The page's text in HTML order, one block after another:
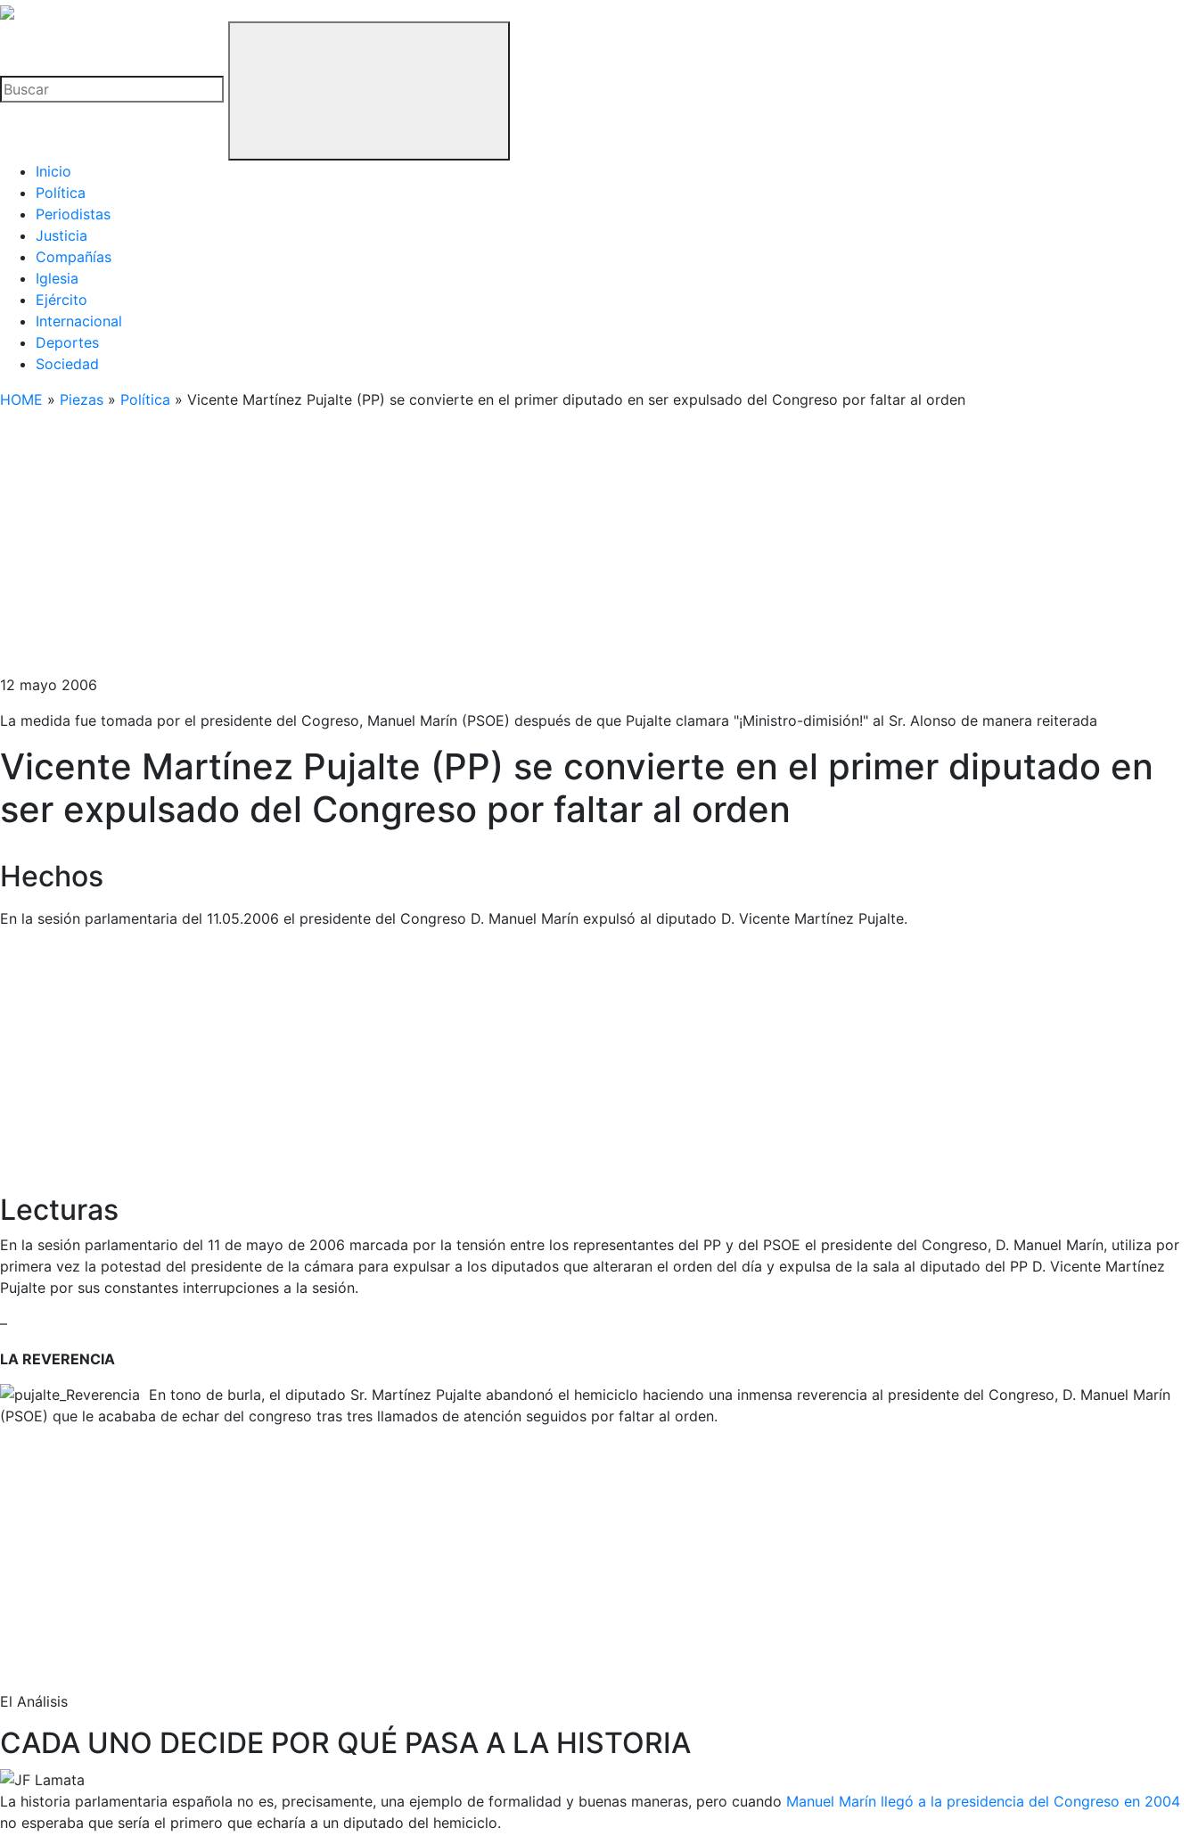
La
Buitre
Inicio
Política
Periodistas
Justicia
Compañías
Iglesia
Ejército
Internacional
Deportes
Sociedad
HOME » Piezas » Política » Vicente Martínez Pujalte (PP) se convierte en el primer diputado en ser expulsado del Congreso por faltar al orden
12 mayo 2006
La medida fue tomada por el presidente del Cogreso, Manuel Marín (PSOE) después de que Pujalte clamara "¡Ministro-dimisión!" al Sr. Alonso de manera reiterada
Vicente Martínez Pujalte (PP) se convierte en el primer diputado en
ser expulsado del Congreso por faltar al orden
Hechos
En la sesión parlamentaria del 11.05.2006 el presidente del Congreso D. Manuel Marín expulsó al diputado D. Vicente Martínez Pujalte.
Lecturas
En la sesión parlamentario del 11 de mayo de 2006 marcada por la tensión entre los representantes del PP y del PSOE el presidente del Congreso, D. Manuel Marín, utiliza por
primera vez la potestad del presidente de la cámara para expulsar a los diputados que alteraran el orden del día y expulsa de la sala al diputado del PP D. Vicente Martínez
Pujalte por sus constantes interrupciones a la sesión.
–
LA REVERENCIA
En tono de burla, el diputado Sr. Martínez Pujalte abandonó el hemiciclo haciendo una inmensa reverencia al presidente del Congreso, D. Manuel Marín
(PSOE) que le acababa de echar del congreso tras tres llamados de atención seguidos por faltar al orden.
El Análisis
CADA UNO DECIDE POR QUÉ PASA A LA HISTORIA
La historia parlamentaria española no es, precisamente, una ejemplo de formalidad y buenas maneras, pero cuando Manuel Marín llegó a la presidencia del Congreso en 2004
no esperaba que sería el primero que echaría a un diputado del hemiciclo.